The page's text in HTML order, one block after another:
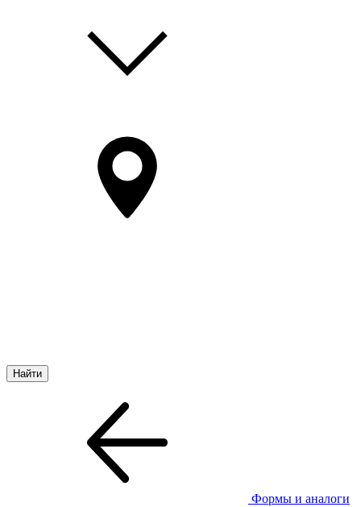
Формы и аналоги